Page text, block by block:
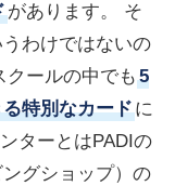
があります。 そ
わけではないの
クールの中でも 5
特別なカードに
ターとはPADIの
グショップ）の